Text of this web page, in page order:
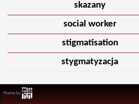
skazany
social worker
stigmatisation
stygmatyzacja
Theme by